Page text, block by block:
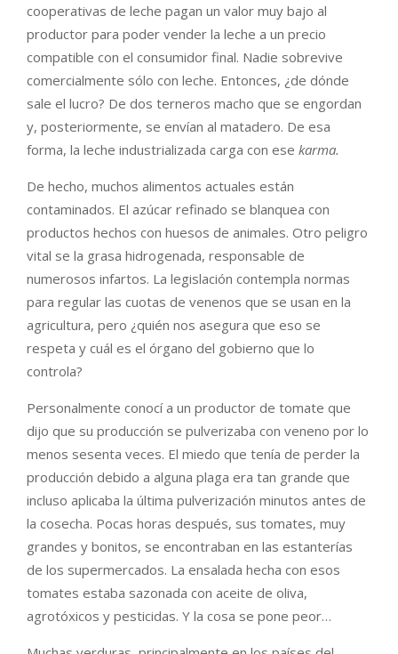
cooperativas de leche pagan un valor muy bajo al
productor para poder vender la leche a un precio
compatible con el consumidor final. Nadie sobrevive
comercialmente sólo con leche. Entonces, ¿de dónde
sale el lucro? De dos terneros macho que se engordan
y, posteriormente, se envían al matadero. De esa
forma, la leche industrializada carga con ese karma.
De hecho, muchos alimentos actuales están
contaminados. El azúcar refinado se blanquea con
productos hechos con huesos de animales. Otro peligro
vital se la grasa hidrogenada, responsable de
numerosos infartos. La legislación contempla normas
para regular las cuotas de venenos que se usan en la
agricultura, pero ¿quién nos asegura que eso se
respeta y cuál es el órgano del gobierno que lo
controla?
Personalmente conocí a un productor de tomate que
dijo que su producción se pulverizaba con veneno por lo
menos sesenta veces. El miedo que tenía de perder la
producción debido a alguna plaga era tan grande que
incluso aplicaba la última pulverización minutos antes de
la cosecha. Pocas horas después, sus tomates, muy
grandes y bonitos, se encontraban en las estanterías
de los supermercados. La ensalada hecha con esos
tomates estaba sazonada con aceite de oliva,
agrotóxicos y pesticidas. Y la cosa se pone peor…